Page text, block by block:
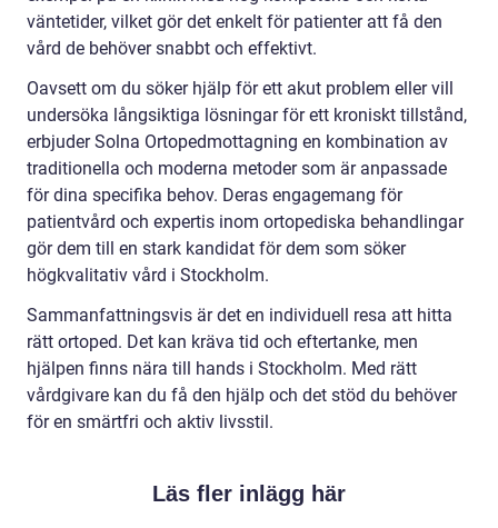
väntetider, vilket gör det enkelt för patienter att få den
vård de behöver snabbt och effektivt.
Oavsett om du söker hjälp för ett akut problem eller vill
undersöka långsiktiga lösningar för ett kroniskt tillstånd,
erbjuder Solna Ortopedmottagning en kombination av
traditionella och moderna metoder som är anpassade
för dina specifika behov. Deras engagemang för
patientvård och expertis inom ortopediska behandlingar
gör dem till en stark kandidat för dem som söker
högkvalitativ vård i Stockholm.
Sammanfattningsvis är det en individuell resa att hitta
rätt ortoped. Det kan kräva tid och eftertanke, men
hjälpen finns nära till hands i Stockholm. Med rätt
vårdgivare kan du få den hjälp och det stöd du behöver
för en smärtfri och aktiv livsstil.
Läs fler inlägg här